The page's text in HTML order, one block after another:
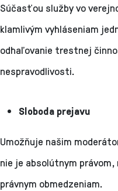
Súčasťou služby vo
klamlivým vyhláseniam
odhaľovanie trestnej
nespravodlivosti.
Sloboda prejavu
Umožňuje našim
nie je absolútnym
právnym obmedzeniam.